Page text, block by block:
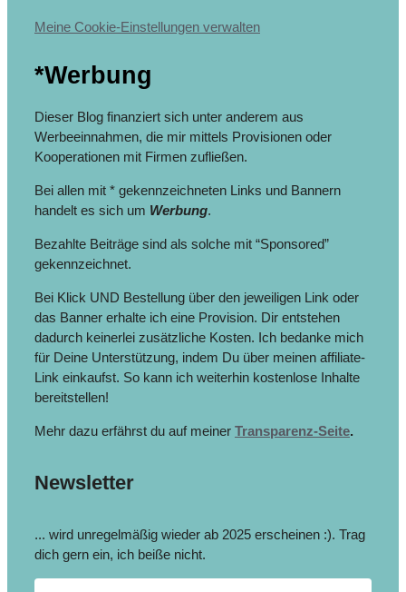
Meine Cookie-Einstellungen verwalten
*Werbung
Dieser Blog finanziert sich unter anderem aus
Werbeeinnahmen, die mir mittels Provisionen oder
Kooperationen mit Firmen zufließen.
Bei allen mit * gekennzeichneten Links und Bannern
handelt es sich um Werbung.
Bezahlte Beiträge sind als solche mit “Sponsored”
gekennzeichnet.
Bei Klick UND Bestellung über den jeweiligen Link oder
das Banner erhalte ich eine Provision. Dir entstehen
dadurch keinerlei zusätzliche Kosten. Ich bedanke mich
für Deine Unterstützung, indem Du über meinen affiliate-
Link einkaufst. So kann ich weiterhin kostenlose Inhalte
bereitstellen!
Mehr dazu erfährst du auf meiner Transparenz-Seite.
Newsletter
... wird unregelmäßig wieder ab 2025 erscheinen :). Trag
dich gern ein, ich beiße nicht.